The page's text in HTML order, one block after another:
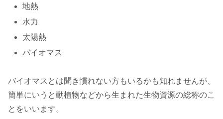
地熱
水力
太陽熱
バイオマス
バイオマスとは聞き慣れない方もいるかも知れませんが、
簡単にいうと動植物などから生まれた生物資源の総称のこ
とをいいます。